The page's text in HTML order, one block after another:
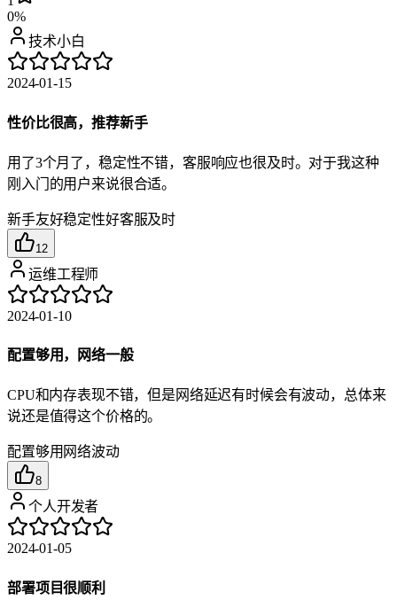
0%
技术小白
2024-01-15
性价比很高，推荐新手
用了3个月了，稳定性不错，客服响应也很及时。对于我这种
刚入门的用户来说很合适。
新手友好稳定性好客服及时
12
运维工程师
2024-01-10
配置够用，网络一般
CPU和内存表现不错，但是网络延迟有时候会有波动，总体来
说还是值得这个价格的。
配置够用 网络波动
8
个人开发者
2024-01-05
部署项目很顺利